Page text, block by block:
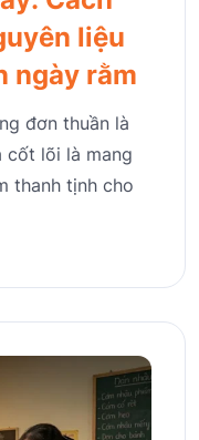
liệu
ngày rằm
đơn thuần là
cốt lõi là mang
thanh tịnh cho